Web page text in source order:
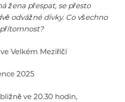
žena přespat, se přesto
odvážné dívky. Co všechno
Velkém Meziříčí
2025
ve 20.30 hodin,